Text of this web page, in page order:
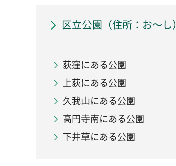
区立公園（住所：お～し）
荻窪にある公園
上荻にある公園
久我山にある公園
高円寺南にある公園
下井草にある公園